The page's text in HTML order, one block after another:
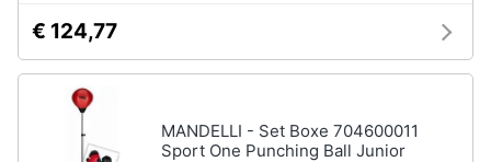
€ 124,77
MANDELLI - Set Boxe 704600011
Sport One Punching Ball Junior